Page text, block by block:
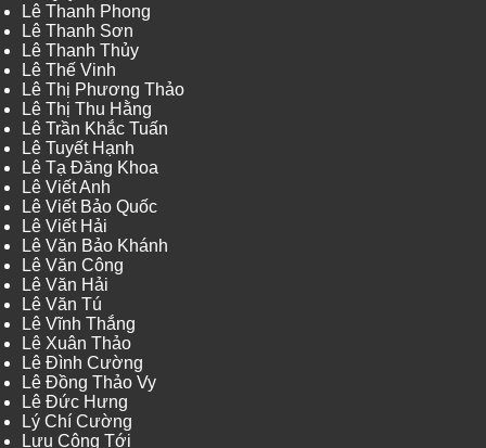
Lê Thanh Phong
Lê Thanh Sơn
Lê Thanh Thủy
Lê Thế Vinh
Lê Thị Phương Thảo
Lê Thị Thu Hằng
Lê Trần Khắc Tuấn
Lê Tuyết Hạnh
Lê Tạ Đăng Khoa
Lê Viết Anh
Lê Viết Bảo Quốc
Lê Viết Hải
Lê Văn Bảo Khánh
Lê Văn Công
Lê Văn Hải
Lê Văn Tú
Lê Vĩnh Thắng
Lê Xuân Thảo
Lê Đình Cường
Lê Đồng Thảo Vy
Lê Đức Hưng
Lý Chí Cường
Lưu Công Tới